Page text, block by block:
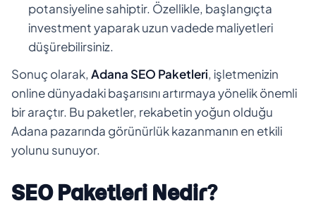
potansiyeline sahiptir. Özellikle, başlangıçta
investment yaparak uzun vadede maliyetleri
düşürebilirsiniz.
Sonuç olarak, Adana SEO Paketleri, işletmenizin
online dünyadaki başarısını artırmaya yönelik önemli
bir araçtır. Bu paketler, rekabetin yoğun olduğu
Adana pazarında görünürlük kazanmanın en etkili
yolunu sunuyor.
SEO Paketleri Nedir?